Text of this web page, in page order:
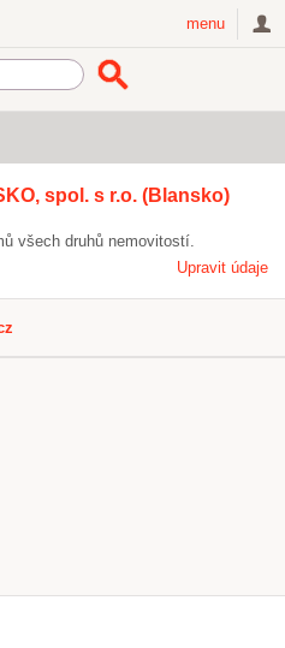
menu
spol. s r.o. (Blansko)
všech druhů nemovitostí.
Upravit údaje